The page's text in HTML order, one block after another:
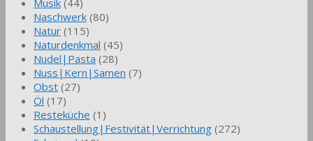
Musik (44)
Naschwerk (80)
Natur (115)
Naturdenkmal (45)
Nudel|Pasta (28)
Nuss|Kern|Samen (7)
Obst (27)
Öl (17)
Resteküche (1)
Schaustellung|Festivität|Verrichtung (272)